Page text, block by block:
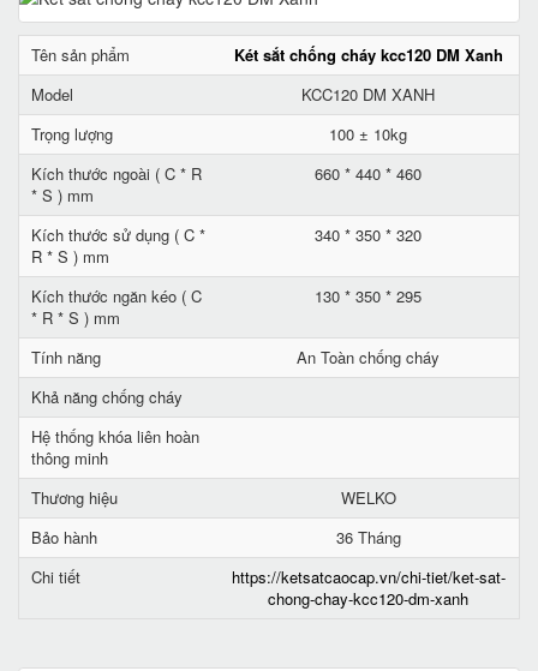
Tên sản phẩm
Két sắt chống cháy kcc120 DM Xanh
Model
KCC120 DM XANH
Trọng lượng
100 ± 10kg
Kích thước ngoài ( C * R
* S ) mm
660 * 440 * 460
Kích thước sử dụng ( C *
R * S ) mm
340 * 350 * 320
Kích thước ngăn kéo ( C
* R * S ) mm
130 * 350 * 295
Tính năng
An Toàn chống cháy
Khả năng chống cháy
Hệ thống khóa liên hoàn
thông minh
Thương hiệu
WELKO
Bảo hành
36 Tháng
Chi tiết
https://ketsatcaocap.vn/chi-tiet/ket-sat-
chong-chay-kcc120-dm-xanh